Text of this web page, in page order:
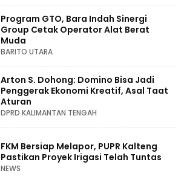
Program GTO, Bara Indah Sinergi
Group Cetak Operator Alat Berat
Muda
BARITO UTARA
Arton S. Dohong: Domino Bisa Jadi
Penggerak Ekonomi Kreatif, Asal Taat
Aturan
DPRD KALIMANTAN TENGAH
FKM Bersiap Melapor, PUPR Kalteng
Pastikan Proyek Irigasi Telah Tuntas
NEWS